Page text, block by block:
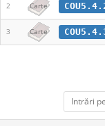
2 Carte
3 Carte
Intrări